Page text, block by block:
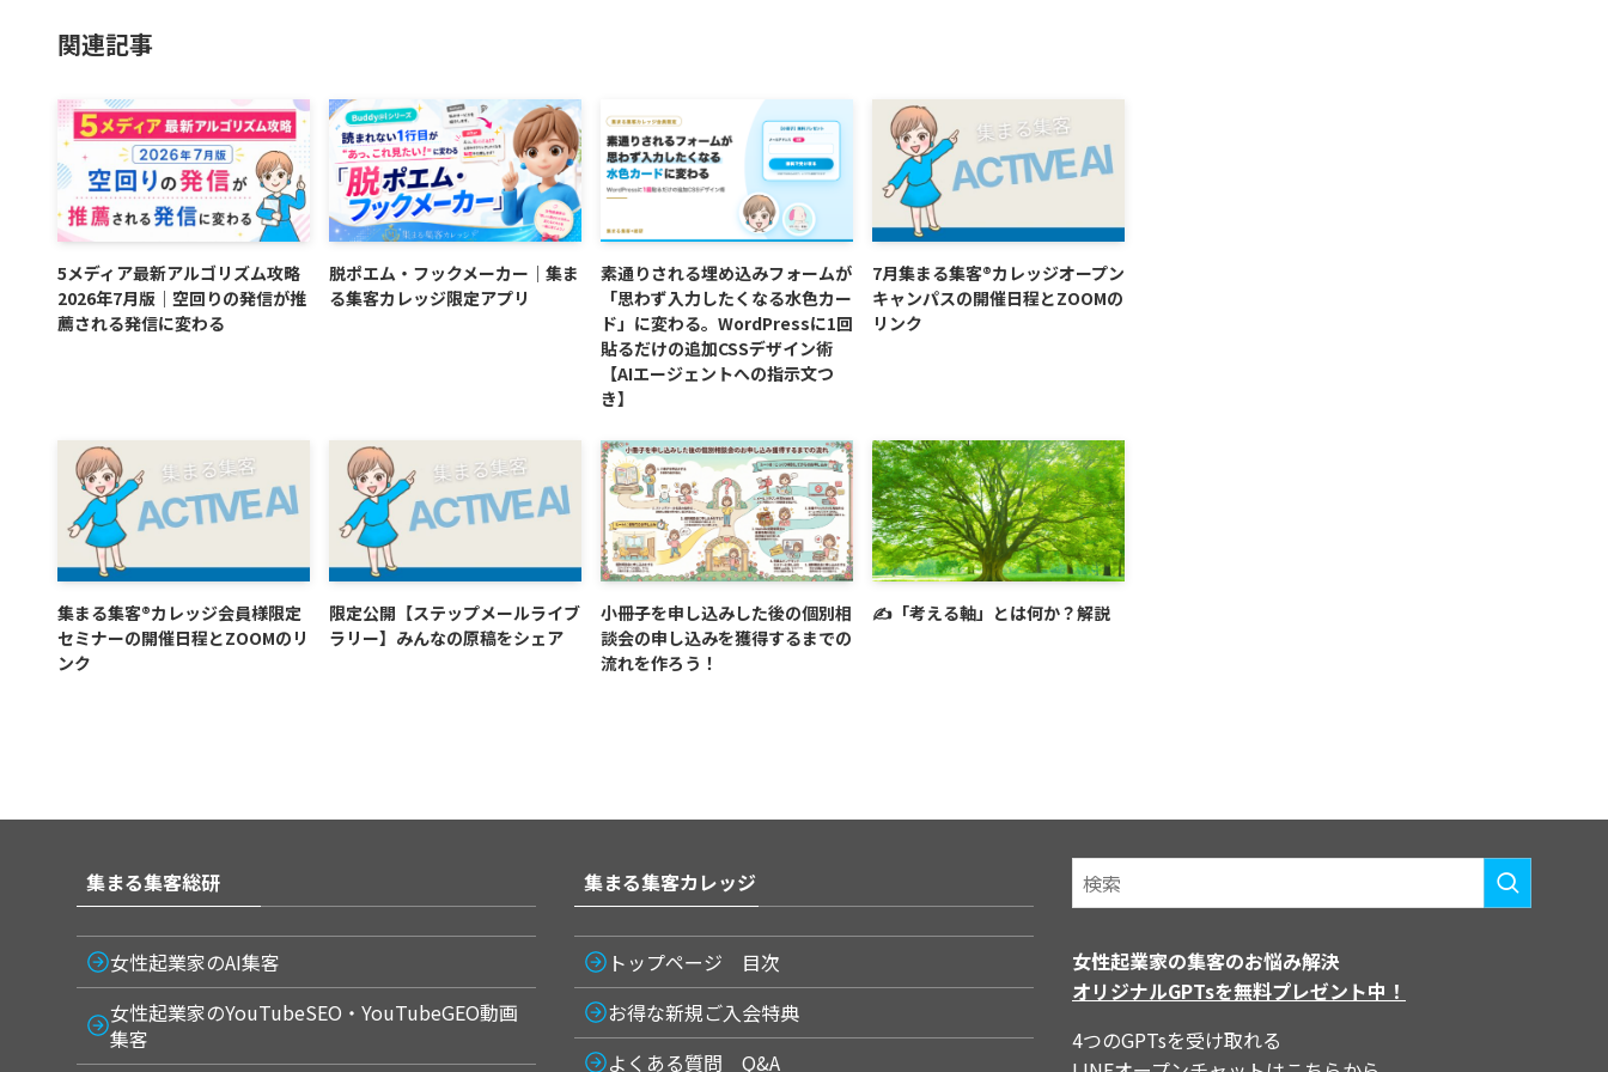
関連記事
5メディア最新アルゴリズム攻略
2026年7月版｜空回りの発信が推
薦される発信に変わる
脱ポエム・フックメーカー｜集ま
る集客カレッジ限定アプリ
素通りされる埋め込みフォームが
「思わず入力したくなる水色カー
ド」に変わる。WordPressに1回
貼るだけの追加CSSデザイン術
【AIエージェントへの指示文つ
き】
7月集まる集客®カレッジオープン
キャンパスの開催日程とZOOMの
リンク
集まる集客®カレッジ会員様限定
セミナーの開催日程とZOOMのリ
ンク
限定公開【ステップメールライブ
ラリー】みんなの原稿をシェア
小冊子を申し込みした後の個別相
談会の申し込みを獲得するまでの
流れを作ろう！
✍️「考える軸」とは何か？解説
集まる集客総研
女性起業家のAI集客
女性起業家のYouTubeSEO・YouTubeGEO動画
集客
集まる集客カレッジ
トップページ 目次
お得な新規ご入会特典
よくある質問 Q&A
女性起業家の集客のお悩み解決
オリジナルGPTsを無料プレゼント中！
4つのGPTsを受け取れる